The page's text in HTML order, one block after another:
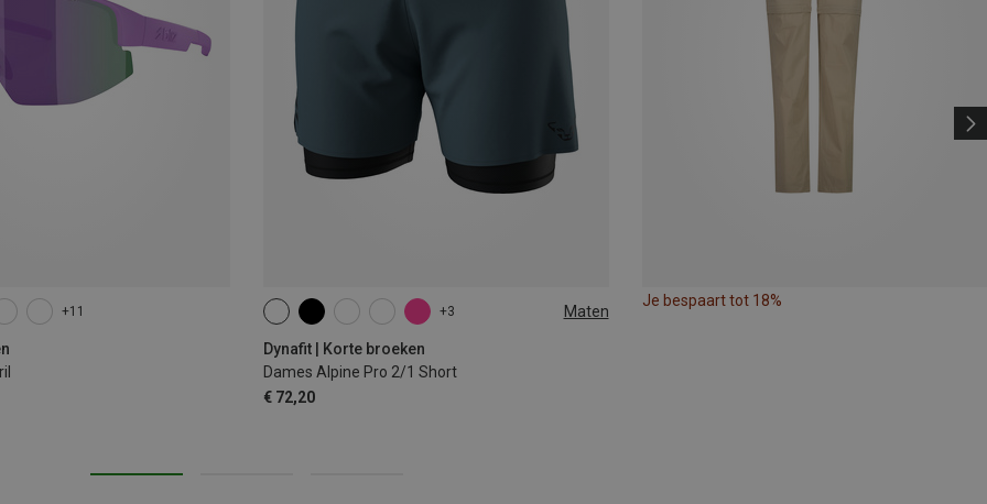
+11 +3 Maten
Dynafit | Korte broeken
Dames Alpine Pro 2/1 Short
€ 72,20
XS S XL
Je bespaart tot 18%